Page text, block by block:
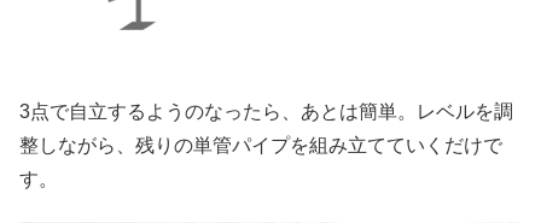
3点で自立するようのなったら、あとは簡単。レベルを調
整しながら、残りの単管パイプを組み立てていくだけで
す。